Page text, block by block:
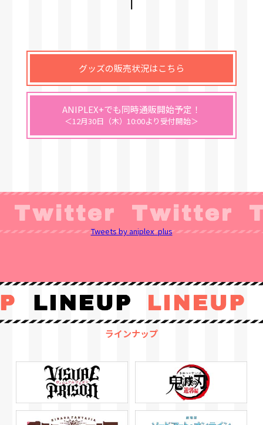
グッズの販売状況はこちら
ANIPLEX+でも同時通販開始予定！
＜12月30日（木）10:00より受付開始＞
Tweets by aniplex_plus
ラインナップ